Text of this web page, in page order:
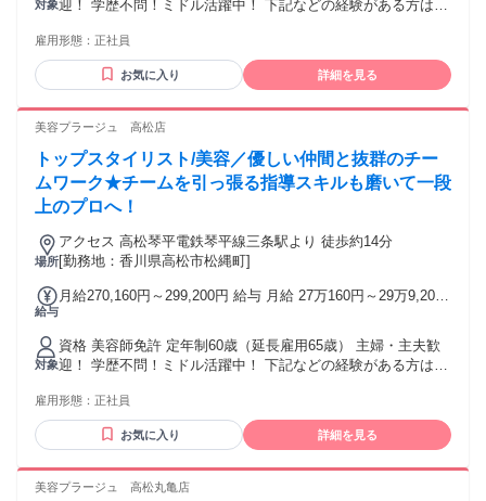
残業代 6万7,540円～7万4,800円 ※固定時間外手当44時間分を
含む。超過分は別途支給。 ※上記給与は22日出勤の給与【下
特別手当は店舗売上に応じて支給 ✂あなたの経験・技術に見
合った給与をしっかりご用意！ 【例】 ★高水準モデル給与★
20代トップスタイリスト(入社4年目)：月給597,000円 ※基本
給＋手当＋インセンティブ含む ＼研修中も安心／ 研修期間中
も給与は同額支給だから、収入面の不安ナシ◎ ＼がんばり還
元！／ 店舗の売上に応じて毎月「売上特別手当」支給。努力
がきちんとカタチになります
対象迎！ 学歴不問！ミドル活躍中！ 下記などの経験がある方は必
ラー専門店・美容サロンなどで、美容師 スタイリスト、ヘア
カット、ヘアセット、ヘッドスパなど
雇用形態： 正社員
お気に入り 詳細を見る
美容プラージュ 高松店
トップスタイリスト/美容／優しい仲間と抜群のチー
ムワーク★チームを引っ張る指導スキルも磨いて一段
上のプロへ！
場所
アクセス 高松琴平電鉄琴平線三条駅より 徒歩約14分
[勤務地：香川県高松市松縄町]
給与
月給270,160円～299,200円 給与 月給 27万160円～29万9,200
7万4,800円 研修中 月給 27万160円～29万9,200円（研修期間
6 ヶ月） 研修中 固定残業時間（トータル） 44時間/月 研修中
残業代 6万7,540円～7万4,800円 ※固定時間外手当44時間分を
含む。超過分は別途支給。 ※上記給与は22日出勤の給与【下
特別手当は店舗売上に応じて支給 ✂あなたの経験・技術に見
合った給与をしっかりご用意！ 【例】 ★高水準モデル給与★
20代トップスタイリスト(入社4年目)：月給597,000円 ※基本
給＋手当＋インセンティブ含む ＼研修中も安心／ 研修期間中
対象
資格 美容師免許 定年制60歳（延長雇用65歳） 主婦・主夫歓
迎！ 学歴不問！ミドル活躍中！ 下記などの経験がある方は必
ラー専門店・美容サロンなどで、美容師 スタイリスト、ヘア
カット、ヘアセット、ヘッドスパなど
雇用形態： 正社員
お気に入り 詳細を見る
美容プラージュ 高松丸亀店